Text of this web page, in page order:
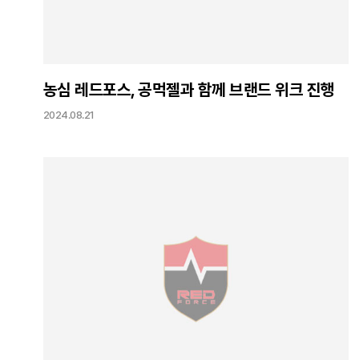
농심 레드포스, 공먹젤과 함께 브랜드 위크 진행
2024.08.21